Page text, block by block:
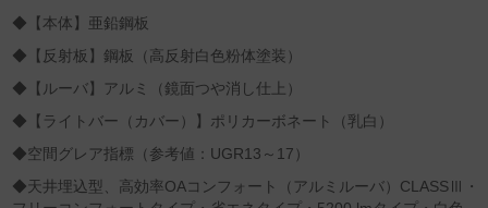
◆【本体】亜鉛鋼板
◆【反射板】鋼板（高反射白色粉体塗装）
◆【ルーバ】アルミ（鏡面つや消し仕上）
◆【ライトバー（カバー）】ポリカーボネート（乳白）
◆空間グレア指標（参考値：UGR13～17）
◆天井埋込型、高効率OAコンフォート（アルミルーバ）CLASSⅢ・